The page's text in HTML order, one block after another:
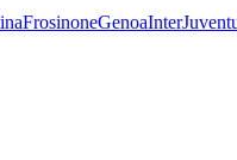
FrosinoneGenoaInter